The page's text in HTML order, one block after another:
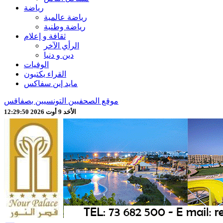
رياضة
رياضة عالمية
رياضة وطنية
ثقافة و إعلام
الرأي الآخر
دين و دنيا
الوفيات
القراء يكتبون
مايد إين سفاكس
موقع الصحفيين التونسيين بصفاقس
الأحَد 9 أوت 2026 12:29:52